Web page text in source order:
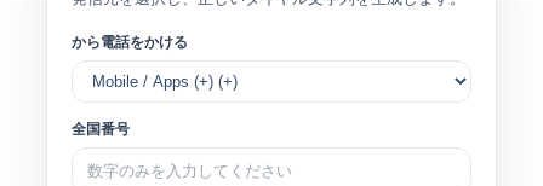
から電話をかける
全国番号